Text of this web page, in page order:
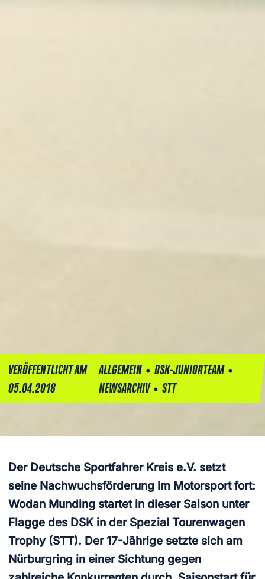
VERÖFFENTLICHT AM
05.04.2018
ALLGEMEIN• DSK-JUNIORTEAM•
NEWSARCHIV• STT
Der Deutsche Sportfahrer Kreis e.V. setzt
seine Nachwuchsförderung im Motorsport fort:
Wodan Munding startet in dieser Saison unter
Flagge des DSK in der Spezial Tourenwagen
Trophy (STT). Der 17-Jährige setzte sich am
Nürburgring in einer Sichtung gegen